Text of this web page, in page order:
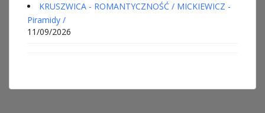
KRUSZWICA - ROMANTYCZNOŚĆ / MICKIEWICZ -
Piramidy /
11/09/2026